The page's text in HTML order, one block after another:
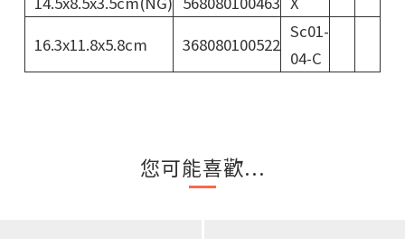
16.3x11.8x5.8cm
368080100522
Sc01-
04-C
您可能喜歡...